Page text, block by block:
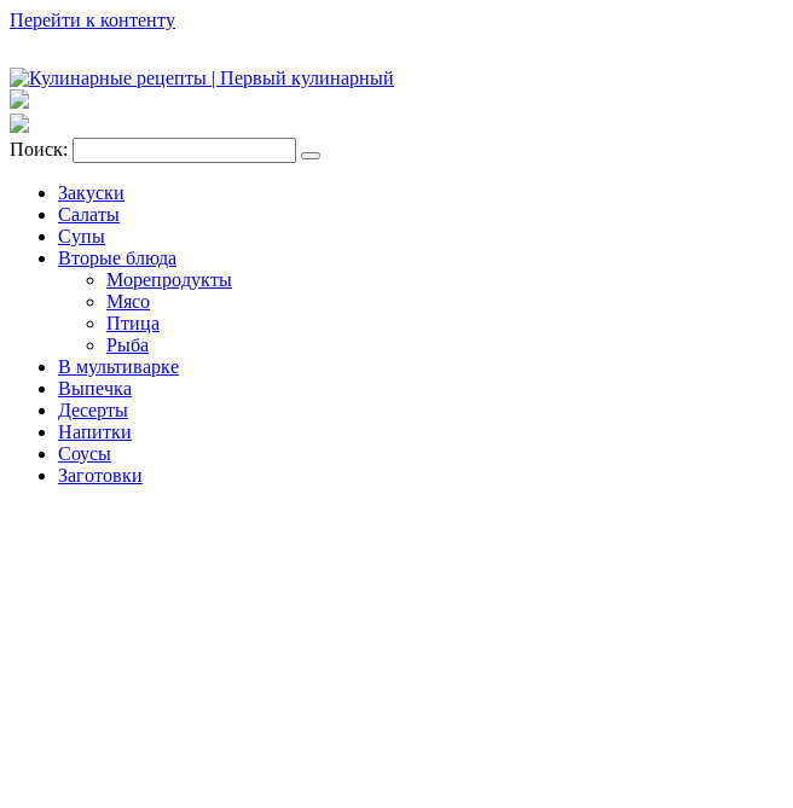
Перейти к контенту
Поиск:
Закуски
Салаты
Супы
Вторые блюда
Морепродукты
Мясо
Птица
Рыба
В мультиварке
Выпечка
Десерты
Напитки
Соусы
Заготовки